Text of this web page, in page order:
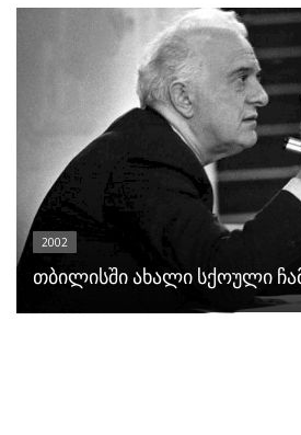
2002
თბილისში ახალი სქოული